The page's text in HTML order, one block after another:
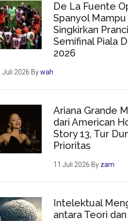
De La Fuente
Spanyol Mampu
Singkirkan
Semifinal Piala
2026
Juli 2026 Bywah
Ariana Grande
dari American
Story 13, Tur
Prioritas
11 Juli 2026 By zam
Intelektual
antara Teori